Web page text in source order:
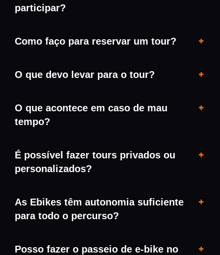
participar?
Como faço para reservar um tour?
O que devo levar para o tour?
O que acontece em caso de mau
tempo?
É possível fazer tours privados ou
personalizados?
As Ebikes têm autonomia suficiente
para todo o percurso?
Posso fazer o passeio de e-bike no